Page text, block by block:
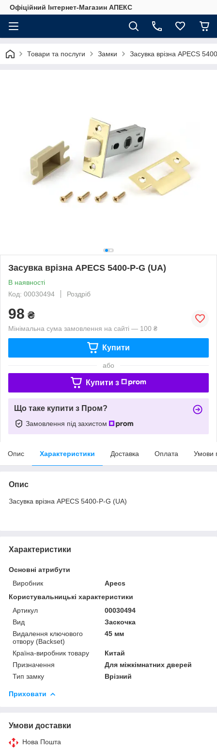
Офіційний Інтернет-Магазин АПЕКС
Товари та послуги Замки Засувка врізна APECS
Засувка врізна APECS 5400-P-G (UA)
В наявності
Код: 00030494
Роздріб
98 ₴
Мінімальна сума замовлення на сайті — 100 ₴
Купити
або
Купити з
Що таке купити з Пром?
Замовлення під захистом
Опис Характеристики Доставка Оплата Умови
Опис
Засувка врізна APECS 5400-P-G (UA)
Характеристики
Основні атрибути
Виробник
Apecs
Користувальницькі характеристики
Артикул
00030494
Вид
Заскочка
Видалення ключового
отвору (Backset)
45 мм
Країна-виробник товару
Китай
Призначення
Для міжкімнатних дверей
Тип замку
Врізний
Приховати
Умови доставки
Нова Пошта